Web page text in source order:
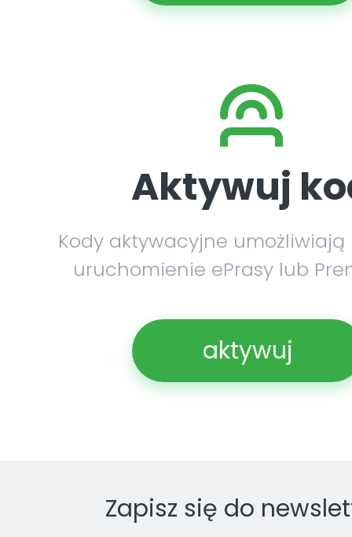
Aktywuj
Kody aktywacyjne umożliwiają
uruchomienie ePrasy lub
aktywuj
Zapisz się do